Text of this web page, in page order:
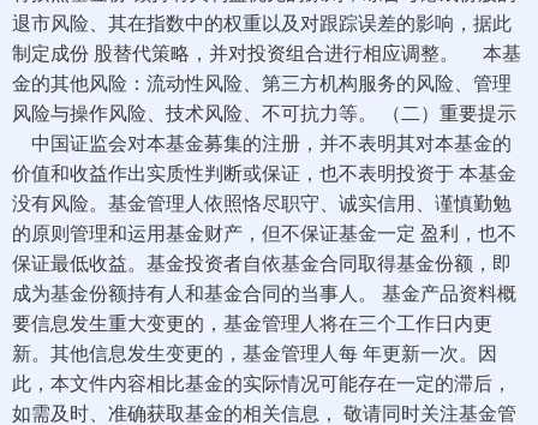
退市风险、其在指数中的权重以及对跟踪误差的影响，据此
制定成份 股替代策略，并对投资组合进行相应调整。 本基
金的其他风险：流动性风险、第三方机构服务的风险、管理
风险与操作风险、技术风险、不可抗力等。 （二）重要提示
中国证监会对本基金募集的注册，并不表明其对本基金的
价值和收益作出实质性判断或保证，也不表明投资于 本基金
没有风险。基金管理人依照恪尽职守、诚实信用、谨慎勤勉
的原则管理和运用基金财产，但不保证基金一定 盈利，也不
保证最低收益。基金投资者自依基金合同取得基金份额，即
成为基金份额持有人和基金合同的当事人。 基金产品资料概
要信息发生重大变更的，基金管理人将在三个工作日内更
新。其他信息发生变更的，基金管理人每 年更新一次。因
此，本文件内容相比基金的实际情况可能存在一定的滞后，
如需及时、准确获取基金的相关信息， 敬请同时关注基金管